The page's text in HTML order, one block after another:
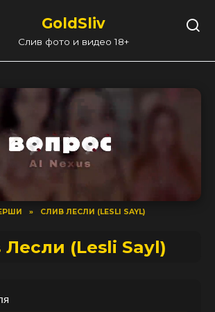
GoldSliv
Слив фото и видео 18+
» СЛИВ ЛЕСЛИ (LESLI SAYL)
(Lesli Sayl)